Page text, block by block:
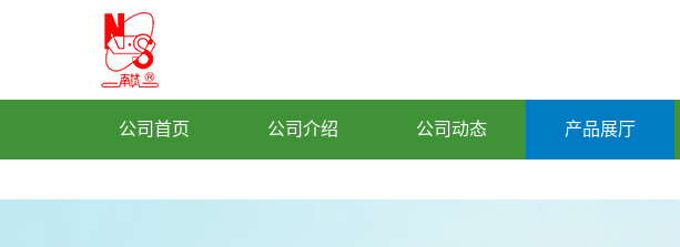
公司首页 公司介绍 公司动态 产品展厅